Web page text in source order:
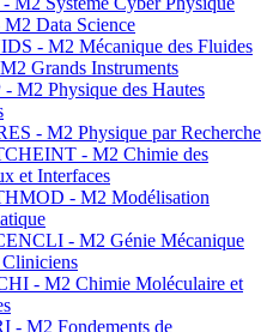
Data Science
- M2 Mécanique des Fluides
Grands Instruments
M2 Physique des Hautes
- M2 Physique par Recherche
- M2 Chimie des
et Interfaces
- M2 Modélisation
- M2 Génie Mécanique
- M2 Chimie Moléculaire et
- M2 Fondements de